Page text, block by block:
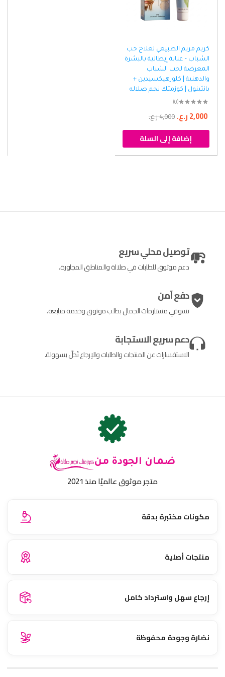
كريم مريم الطبيعي لعلاج حب
الشباب – عناية إيطالية بالبشرة
المعرضة لحب الشباب
والدهنية | كلورهيكسيدين +
بانثينول | كوزمتك نجم صلاله
(0)
4,000ر.ع. 2,000ر.ع.
إضافة إلى السلة
توصيل محلي سريع
دعم موثوق للطلبات في صلالة والمناطق المجاورة.
دفع آمن
تسوقي مستلزمات الجمال بطلب موثوق وخدمة متابعة.
دعم سريع الاستجابة
الاستفسارات عن المنتجات والطلبات والإرجاع تُحلّ بسهولة.
ضمان الجودة من
متجر موثوق عالميًا منذ 2021
مكونات مختبرة بدقة
منتجات أصلية
إرجاع سهل واسترداد كامل
نضارة وجودة محفوظة